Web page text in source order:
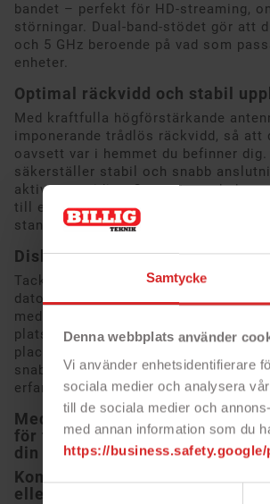
Samtycke
Denna webbplats använder
Vi använder enhetsidentifierare
sociala medier och analysera
till de sociala medier och
med annan information som du
https://
Samtyckesval
bandet – perfekt för HD-streaming,
störningar. Dual-band-stödet gör att
och 5 GHz beroende på vad som
enheter.
Optimal räckvidd och stabil
Med kraftfulla högförstärkande
imponerande trådlös räckvidd, så att
oavsett var i hemmet du befinner
säkerställer stabil och snabb
aktiva samtidigt. Oavsett om du
till ett befintligt är kortet fullt
standarder som 802.11n, g och b.
Diskret installation med
Tack vare PCI Express-gränssnittet
dator, vilket både sparar plats och
med äldre PCI-kort eller externa
platser (x1, x4, x8, x16) och hålls
placerats för optimal
snabb med en användarvänlig guide
erfarna användare.
Med D-Link DWA-582 får du
för trådlös uppkoppling –
din dator till en snabbare Wi-Fi-
Kompatibelt med stationär
eller bättre) samt Windows 10